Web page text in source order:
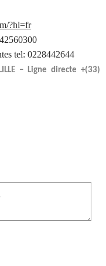
?hl=fr
tel: 0228442644
– Ligne directe +(33)